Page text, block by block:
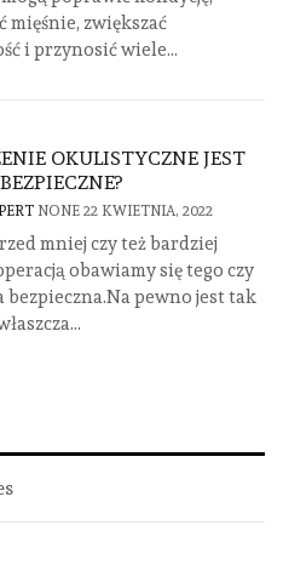
mięśnie, zwiększać
i przynosić wiele...
OKULISTYCZNE JEST
NONE 22 KWIETNIA, 2022
mniej czy też bardziej
obawiamy się tego czy
bezpieczna.Na pewno jest tak